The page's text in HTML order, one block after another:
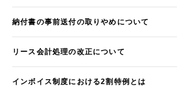
納付書の事前送付の取りやめについて
リース会計処理の改正について
インボイス制度における2割特例とは